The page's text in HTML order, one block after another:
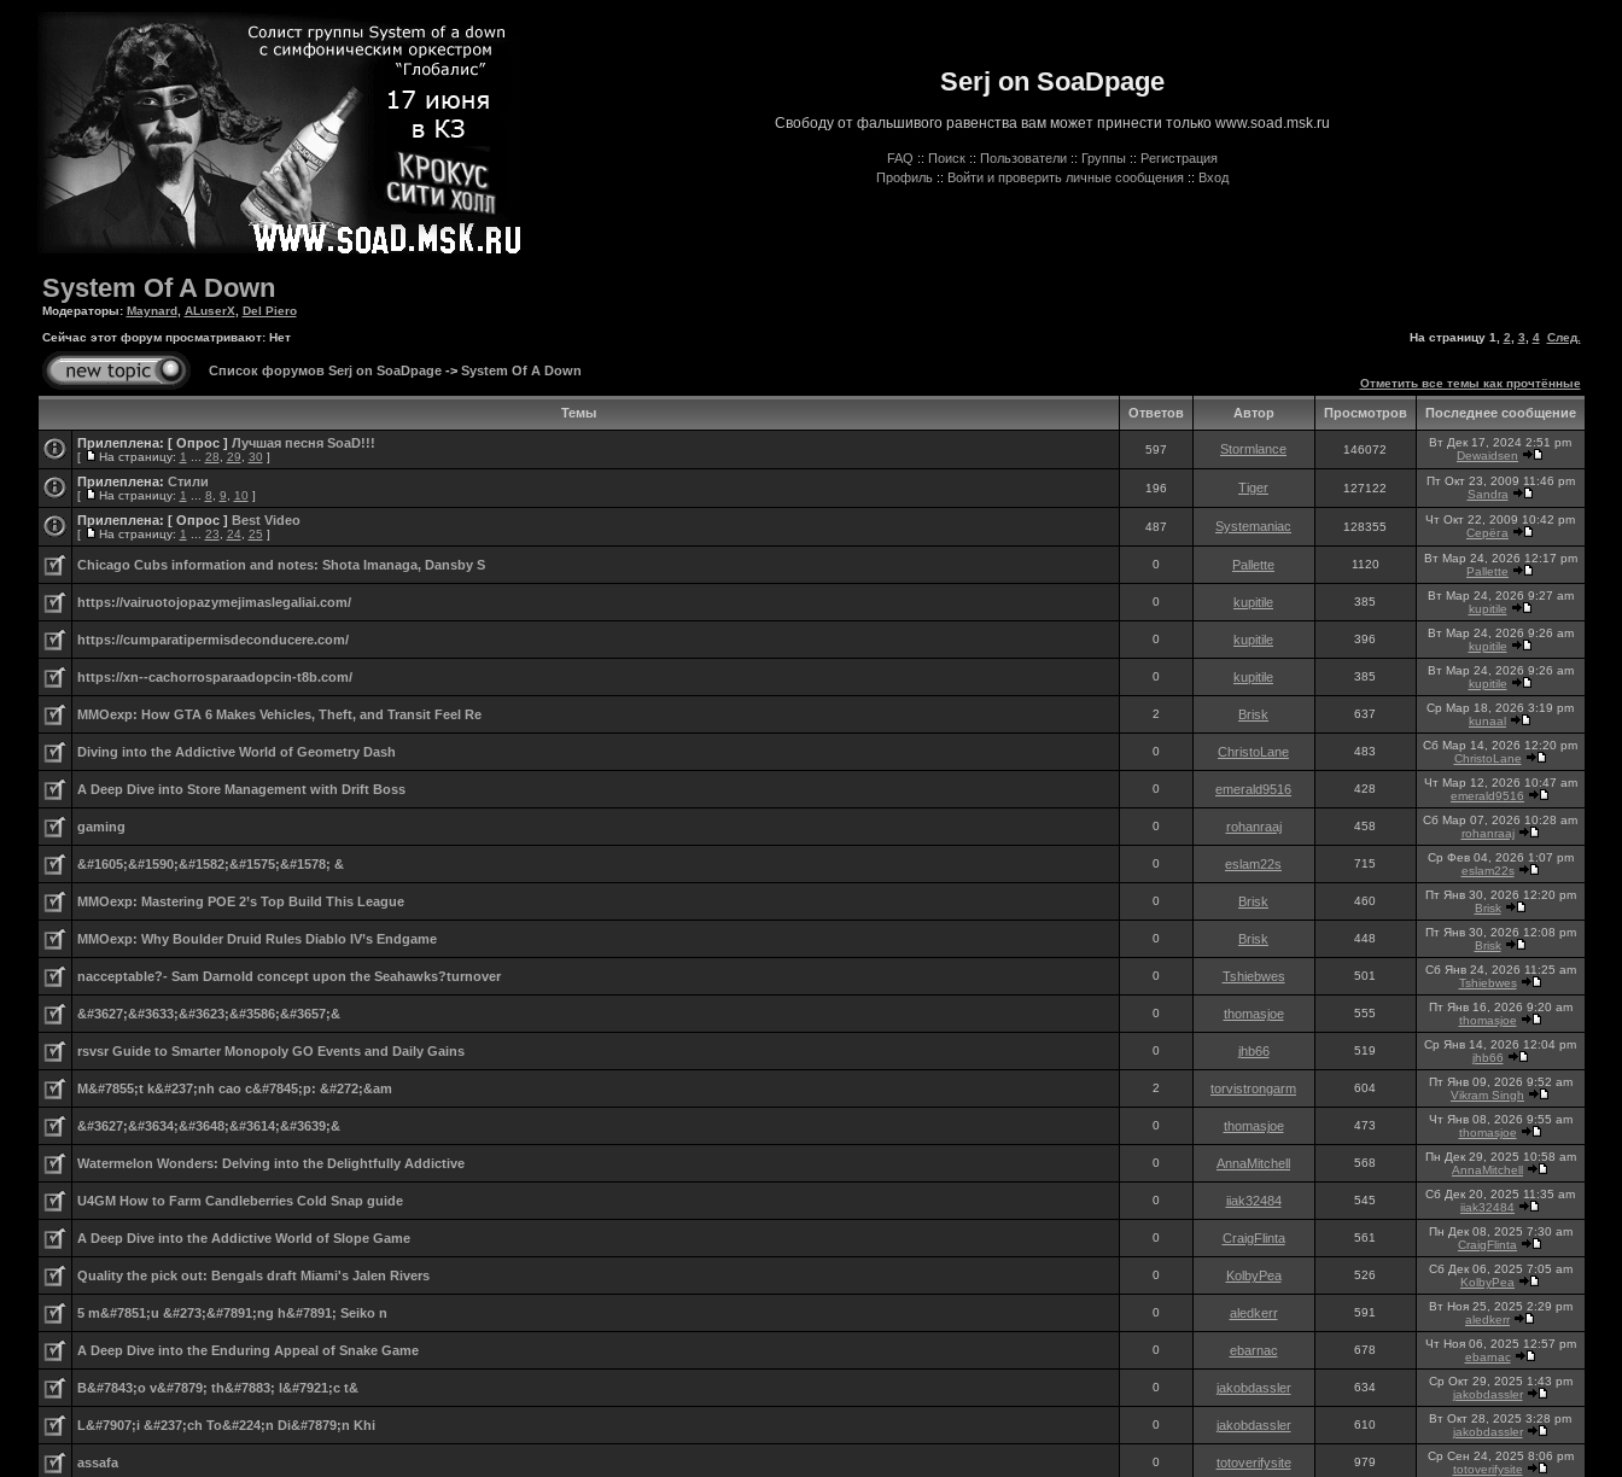
Serj on SoaDpage
Свободу от фальшивого равенства вам может принести только www.soad.msk.ru
FAQ :: Поиск :: Пользователи :: Группы :: Регистрация
Профиль :: Войти и проверить личные сообщения :: Вход
System Of A Down
Модераторы: Maynard, ALuserX
Del Piero
Сейчас этот форум просматривают: Нет
На страницу 1 2 3 4 След.
Список форумов Serj on SoaDpage-> System Of A Down
Отметить все темы как прочтённые
Темы Ответов Автор Просмотров Последнее сообщение
Прилеплена: [ Опрос ] Лучшая песня SoaD!!!
[ На страницу: 1 28 29 30 ]
597 Stormlance 146072
Вт Дек 17, 2024 2:51 pm
Dewaidsen
Прилеплена: Стили
[ На страницу: 1 8 9 10 ]
196 Tiger 127122
Пт Окт 23, 2009 11:46 pm
Sandra
Прилеплена: [ Опрос ] Best Video
[ На страницу: 1 23 24 25 ]
487 Systemaniac 128355
Чт Окт 22, 2009 10:42 pm
Серёга
Chicago Cubs information and notes: Shota Imanaga, Dansby S 0 Pallette 1120
Вт Мар 24, 2026 12:17 pm
Pallette
https://vairuotojopazymejimaslegaliai.com/ 0 kupitile 385
Вт Мар 24, 2026 9:27 am
kupitile
https://cumparatipermisdeconducere.com/ 0 kupitile 396
Вт Мар 24, 2026 9:26 am
kupitile
https://xn--cachorrosparaadopcin-t8b.com/ 0 kupitile 385
Вт Мар 24, 2026 9:26 am
kupitile
MMOexp: How GTA 6 Makes Vehicles, Theft, and Transit Feel Re 2 Brisk 637
Ср Мар 18, 2026 3:19 pm
kunaal
Diving into the Addictive World of Geometry Dash 0 ChristoLane 483
Сб Мар 14, 2026 12:20 pm
ChristoLane
A Deep Dive into Store Management with Drift Boss 0 emerald9516 428
Чт Мар 12, 2026 10:47 am
emerald9516
gaming 0 rohanraaj 458
Сб Мар 07, 2026 10:28 am
rohanraaj
&#1605;&#1590;&#1582;&#1575;&#1578; & 0 eslam22s 715
Ср Фев 04, 2026 1:07 pm
eslam22s
MMOexp: Mastering POE 2’s Top Build This League 0 Brisk 460
Пт Янв 30, 2026 12:20 pm
Brisk
MMOexp: Why Boulder Druid Rules Diablo IV’s Endgame 0 Brisk 448
Пт Янв 30, 2026 12:08 pm
Brisk
nacceptable?- Sam Darnold concept upon the Seahawks?turnover 0 Tshiebwes 501
Сб Янв 24, 2026 11:25 am
Tshiebwes
&#3627;&#3633;&#3623;&#3586;&#3657;& 0 thomasjoe 555
Пт Янв 16, 2026 9:20 am
thomasjoe
rsvsr Guide to Smarter Monopoly GO Events and Daily Gains 0 jhb66 519
Ср Янв 14, 2026 12:04 pm
jhb66
M&#7855;t k&#237;nh cao c&#7845;p: &#272;&am 2 torvistrongarm 604
Пт Янв 09, 2026 9:52 am
Vikram Singh
&#3627;&#3634;&#3648;&#3614;&#3639;& 0 thomasjoe 473
Чт Янв 08, 2026 9:55 am
thomasjoe
Watermelon Wonders: Delving into the Delightfully Addictive 0 AnnaMitchell 568
Пн Дек 29, 2025 10:58 am
AnnaMitchell
U4GM How to Farm Candleberries Cold Snap guide 0 iiak32484 545
Сб Дек 20, 2025 11:35 am
iiak32484
A Deep Dive into the Addictive World of Slope Game 0 CraigFlinta 561
Пн Дек 08, 2025 7:30 am
CraigFlinta
Quality the pick out: Bengals draft Miami's Jalen Rivers 0 KolbyPea 526
Сб Дек 06, 2025 7:05 am
KolbyPea
5 m&#7851;u &#273;&#7891;ng h&#7891; Seiko n 0 aledkerr 591
Вт Ноя 25, 2025 2:29 pm
aledkerr
A Deep Dive into the Enduring Appeal of Snake Game 0 ebarnac 678
Чт Ноя 06, 2025 12:57 pm
ebarnac
B&#7843;o v&#7879; th&#7883; l&#7921;c t& 0 jakobdassler 634
Ср Окт 29, 2025 1:43 pm
jakobdassler
L&#7907;i &#237;ch To&#224;n Di&#7879;n Khi 0 jakobdassler 610
Вт Окт 28, 2025 3:28 pm
jakobdassler
assafa 0 totoverifysite 979
Ср Сен 24, 2025 8:06 pm
totoverifysite